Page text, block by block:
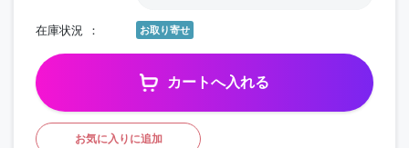
在庫状況 お取り寄せ
カートへ入れる
お気に入りに追加